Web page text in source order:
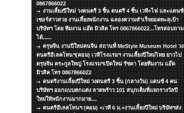
0867866022
งานเลี้ยงปีใหม่ วงดนตรี 3 ชิ้น ดนตรี 4 ชิ้น เวที+ไฟ และแดนซ์
เซอร์สาวสวย งานเลี้ยงพนักงาน ฉลองความสำเร็จยอดทะลุเป้า
บริษัทฯ โดย ทีมงาน แอ๊ด มิวสิค โทร 0867866022...โทรสอบถาม
ได้......
ตรุษจีน งานปีใหม่คนจีน สถานที่ MeStyle Museum Hotel วง
ดนตรีอีเลคโทนฯ(คอม) เวทีโรงแรมฯ งานเลี้ยงปีใหม่ไทย ยาวไป
ตรุษจีน ตระกูลใหญ่ โรงแรมฯเปิดใหม่ รัชดา โดยทีมงาน แอ๊ด
มิวสิค โทร 0867866022
ดนตรีงานเลี้ยงปีใหม่ วงดนตรี 3 ชิ้น (กลางวัน) แดนซ์ 4 คน
บริษัทฯ ออกแบบตกแต่ง ลาดพร้าว 101 สนุกเต็มที่แจกรางวัลปี
ใหม่ให้พนักงานมากมาย....
ดนตรีอีเลคโทนฯ (คอม) +เวที 6 ม.+งานเลี้ยงปีใหม่ บริษัทฯส่ง